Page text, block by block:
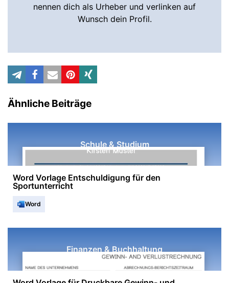
nennen dich als Urheber und verlinken auf
Wunsch dein Profil.
Ähnliche Beiträge
Schule & Studium
Word Vorlage Entschuldigung für den
Sportunterricht
Word
Finanzen & Buchhaltung